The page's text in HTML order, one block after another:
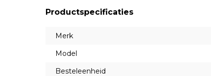
Productspecificaties
Merk
Model
Besteleenheid